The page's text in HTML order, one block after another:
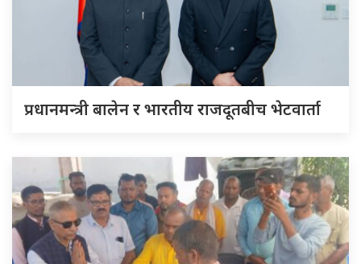
प्रधानमन्त्री बालेन र भारतीय राजदूतबीच भेटवार्ता